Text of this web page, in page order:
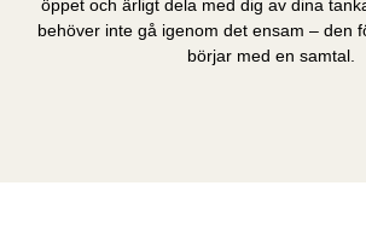
öppet och ärligt dela med dig av dina
behöver inte gå igenom det ensam – den
börjar med en samtal.